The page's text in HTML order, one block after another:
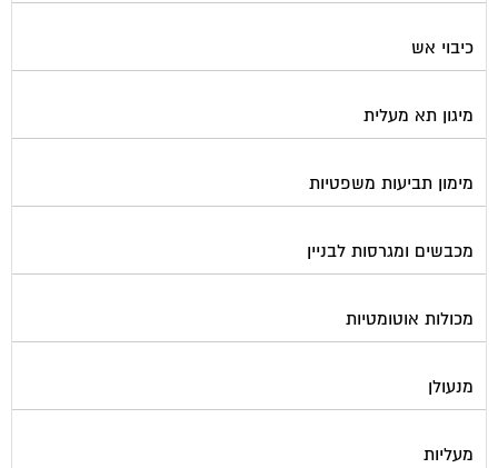
כיבוי אש
מיגון תא מעלית
מימון תביעות משפטיות
מכבשים ומגרסות לבניין
מכולות אוטומטיות
מנעולן
מעליות